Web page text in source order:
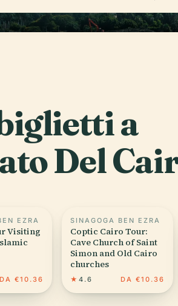
a
Del
EZRA
Visiting
DA €10.36
SINAGOGA BEN EZRA
Coptic Cairo Tour:
Cave Church of Saint
Simon and Old Cairo
churches
★ 4.6 DA €10.36